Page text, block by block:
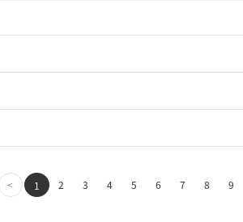
< 1 2 3 4 5 6 7 8 9